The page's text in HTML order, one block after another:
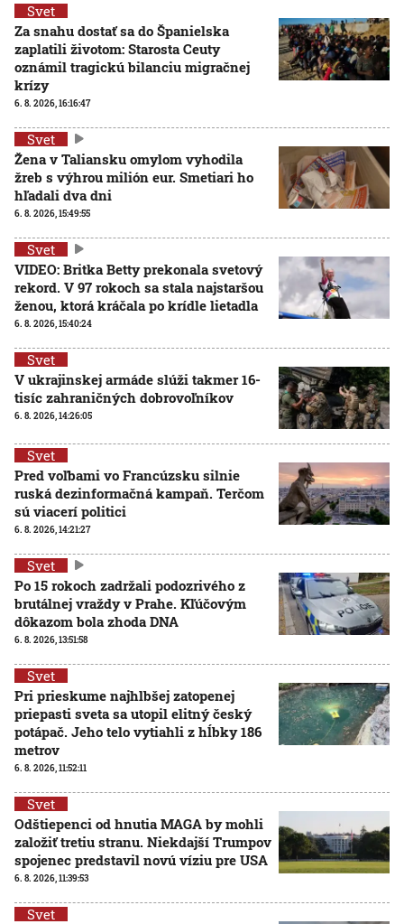
Svet
Za snahu dostať sa do Španielska
zaplatili životom: Starosta Ceuty
oznámil tragickú bilanciu migračnej
krízy
6. 8. 2026, 16:16:47
Svet
Žena v Taliansku omylom vyhodila
žreb s výhrou milión eur. Smetiari ho
hľadali dva dni
6. 8. 2026, 15:49:55
Svet
VIDEO: Britka Betty prekonala svetový
rekord. V 97 rokoch sa stala najstaršou
ženou, ktorá kráčala po krídle lietadla
6. 8. 2026, 15:40:24
Svet
V ukrajinskej armáde slúži takmer 16-
tisíc zahraničných dobrovoľníkov
6. 8. 2026, 14:26:05
Svet
Pred voľbami vo Francúzsku silnie
ruská dezinformačná kampaň. Terčom
sú viacerí politici
6. 8. 2026, 14:21:27
Svet
Po 15 rokoch zadržali podozrivého z
brutálnej vraždy v Prahe. Kľúčovým
dôkazom bola zhoda DNA
6. 8. 2026, 13:51:58
Svet
Pri prieskume najhlbšej zatopenej
priepasti sveta sa utopil elitný český
potápač. Jeho telo vytiahli z hĺbky 186
metrov
6. 8. 2026, 11:52:11
Svet
Odštiepenci od hnutia MAGA by mohli
založiť tretiu stranu. Niekdajší Trumpov
spojenec predstavil novú víziu pre USA
6. 8. 2026, 11:39:53
Svet